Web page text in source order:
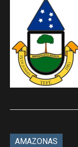
AMAZONAS